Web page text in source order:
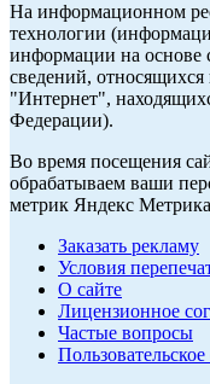
На информационном
технологии
информации на основе
сведений, относящихся
"Интернет",
Федерации).
Во время посещения
обрабатываем ваши
метрик Яндекс
Заказать рекламу
Условия
О сайте
Лицензионное
Частые вопросы